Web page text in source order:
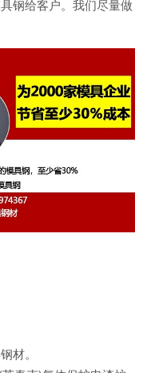
钢给客户。我们尽量做
材。